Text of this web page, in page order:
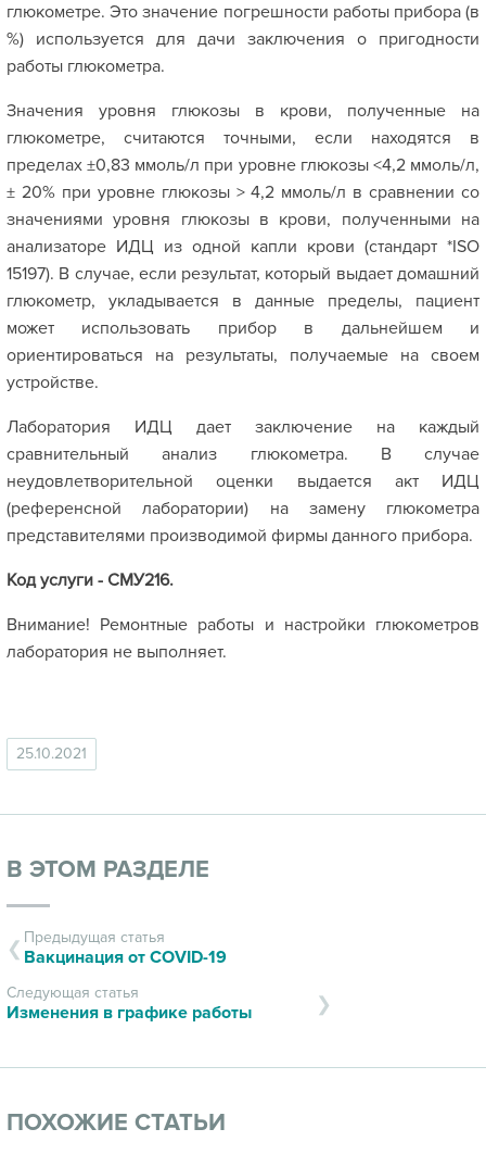
глюкометре. Это значение погрешности работы прибора (в
%) используется для дачи заключения о пригодности
работы глюкометра.
Значения уровня глюкозы в крови, полученные на
глюкометре, считаются точными, если находятся в
пределах ±0,83 ммоль/л при уровне глюкозы <4,2 ммоль/л,
± 20% при уровне глюкозы > 4,2 ммоль/л в сравнении со
значениями уровня глюкозы в крови, полученными на
анализаторе ИДЦ из одной капли крови (стандарт *ISO
15197). В случае, если результат, который выдает домашний
глюкометр, укладывается в данные пределы, пациент
может использовать прибор в дальнейшем и
ориентироваться на результаты, получаемые на своем
устройстве.
Лаборатория ИДЦ дает заключение на каждый
сравнительный анализ глюкометра. В случае
неудовлетворительной оценки выдается акт ИДЦ
(референсной лаборатории) на замену глюкометра
представителями производимой фирмы данного прибора.
Код услуги - СМУ216.
Внимание! Ремонтные работы и настройки глюкометров
лаборатория не выполняет.
25.10.2021
В ЭТОМ РАЗДЕЛЕ
Предыдущая статья
Вакцинация от COVID-19
Следующая статья
Изменения в графике работы
ПОХОЖИЕ СТАТЬИ